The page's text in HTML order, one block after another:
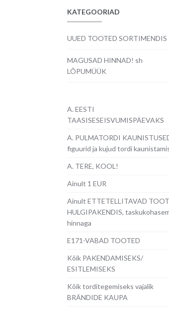
KATEGOORIAD
UUED TOOTED SORTIMENDIS
MAGUSAD HINNAD! sh
LÕPUMÜÜK
A. EESTI
TAASISESEISVUMISPÄEVAKS
A. PULMATORDI
figuurid ja kujud tordi
A. TERE, KOOL!
Ainult 1 EUR
Ainult ETTETELLITAVAD
HULGIPAKENDIS,
hinnaga
E171-VABAD TOOTED
Kõik PAKENDAMISEKS/
ESITLEMISEKS
Kõik torditegemiseks vajalik
BRÄNDIDE KAUPA